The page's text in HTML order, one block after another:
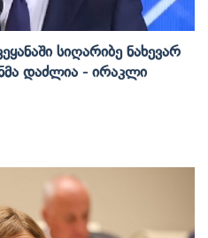
Სიღარიბე Ნახევარ
Დაძლია - Ირაკლი